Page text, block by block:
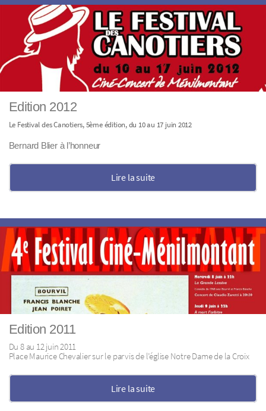
Edition 2012
Le Festival des Canotiers, 5ème édition, du 10 au 17 juin 2012
Bernard Blier à l’honneur
Lire la suite
Edition 2011
Du 8 au 12 juin 2011
Place Maurice Chevalier sur le parvis de l’église Notre Dame de la Croix
Lire la suite